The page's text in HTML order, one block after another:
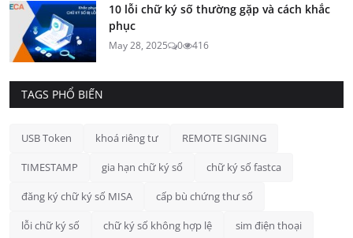
10 lỗi chữ ký số thường gặp và cách khắc
phục
May 28, 2025 0 416
TAGS PHỔ BIẾN
USB Token khoá riêng tư REMOTE SIGNING
TIMESTAMP gia hạn chữ ký số chữ ký số fastca
đăng ký chữ ký số MISA cấp bù chứng thư số
lỗi chữ ký số chữ ký số không hợp lệ sim điện thoại